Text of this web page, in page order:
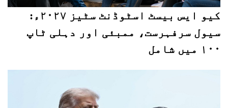
کیو ایس بیسٹ اسٹوڈنٹ سٹیز ۲۰۲۷ء:
سیول سرفہرست، ممبئی اور دہلی ٹاپ
۱۰۰ میں شامل